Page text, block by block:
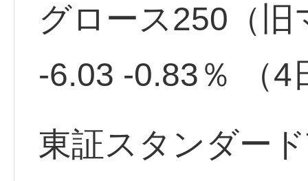
グロース250（
-6.03 -0.83％ （4
東証スタンダー